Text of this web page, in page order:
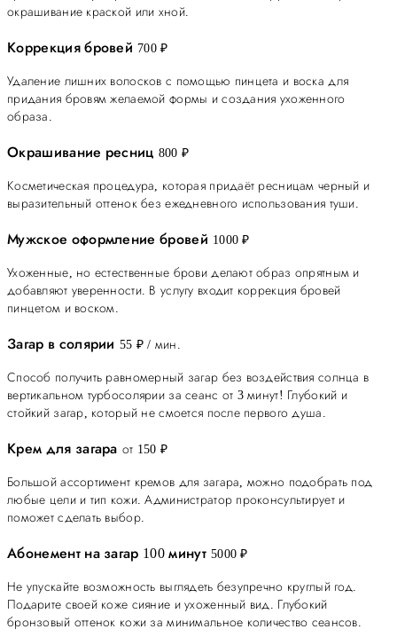
окрашивание краской или хной.
Коррекция бровей 700 ₽
Удаление лишних волосков с помощью пинцета и воска для
придания бровям желаемой формы и создания ухоженного
образа.
Окрашивание ресниц 800 ₽
Косметическая процедура, которая придаёт ресницам черный и
выразительный оттенок без ежедневного использования туши.
Мужское оформление бровей 1000 ₽
Ухоженные, но естественные брови делают образ опрятным и
добавляют уверенности. В услугу входит коррекция бровей
пинцетом и воском.
Загар в солярии 55 ₽ / мин.
Способ получить равномерный загар без воздействия солнца в
вертикальном турбосолярии за сеанс от 3 минут! Глубокий и
стойкий загар, который не смоется после первого душа.
Крем для загара от 150 ₽
Большой ассортимент кремов для загара, можно подобрать под
любые цели и тип кожи. Администратор проконсультирует и
поможет сделать выбор.
Абонемент на загар 100 минут 5000 ₽
Не упускайте возможность выглядеть безупречно круглый год.
Подарите своей коже сияние и ухоженный вид. Глубокий
бронзовый оттенок кожи за минимальное количество сеансов.